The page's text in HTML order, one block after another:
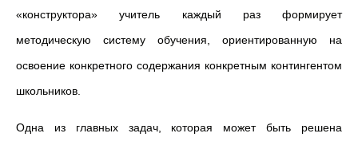
«конструктора» учитель каждый раз формирует
методическую систему обучения, ориентированную на
освоение конкретного содержания конкретным контингентом
школьников.
Одна из главных задач, которая может быть решена